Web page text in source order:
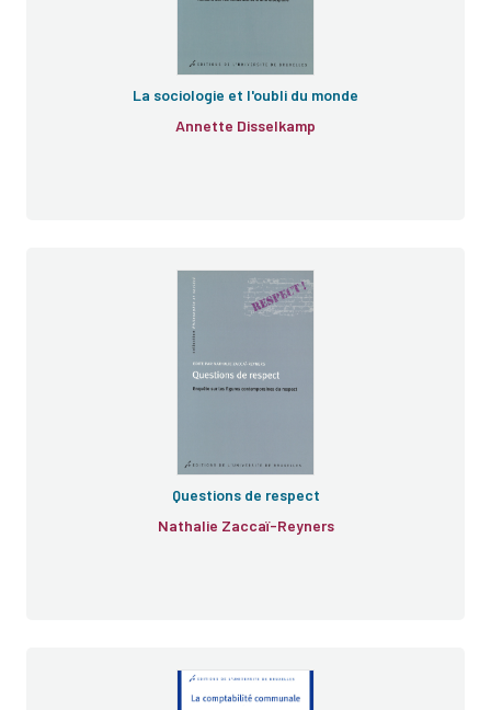
La sociologie et l'oubli du monde
Annette Disselkamp
Questions de respect
Nathalie Zaccaï-Reyners